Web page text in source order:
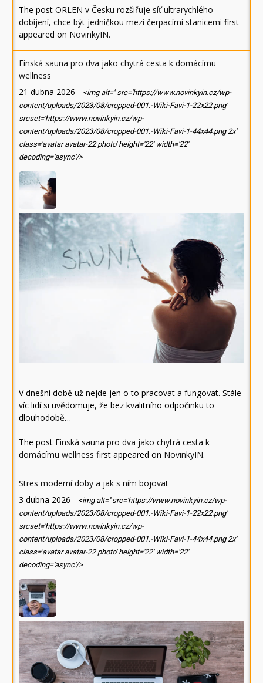
The post ORLEN v Česku rozšiřuje síť ultrarychlého
dobíjení, chce být jedničkou mezi čerpacími stanicemi first
appeared on NovinkyIN.
Finská sauna pro dva jako chytrá cesta k domácímu
wellness
21 dubna 2026 - <img alt='' src='https://www.novinkyin.cz/wp-
content/uploads/2023/08/cropped-001.-Wiki-Favi-1-22x22.png'
srcset='https://www.novinkyin.cz/wp-
content/uploads/2023/08/cropped-001.-Wiki-Favi-1-44x44.png 2x'
class='avatar avatar-22 photo' height='22' width='22'
decoding='async'/>
V dnešní době už nejde jen o to pracovat a fungovat. Stále
víc lidí si uvědomuje, že bez kvalitního odpočinku to
dlouhodobě…
The post Finská sauna pro dva jako chytrá cesta k
domácímu wellness first appeared on NovinkyIN.
Stres moderní doby a jak s ním bojovat
3 dubna 2026 - <img alt='' src='https://www.novinkyin.cz/wp-
content/uploads/2023/08/cropped-001.-Wiki-Favi-1-22x22.png'
srcset='https://www.novinkyin.cz/wp-
content/uploads/2023/08/cropped-001.-Wiki-Favi-1-44x44.png 2x'
class='avatar avatar-22 photo' height='22' width='22'
decoding='async'/>